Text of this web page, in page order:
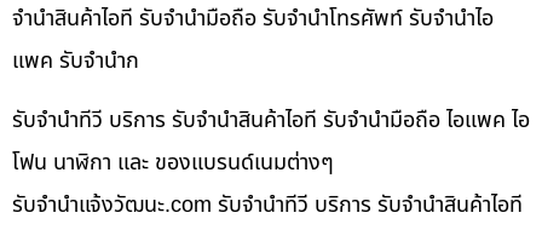
จำนำสินค้าไอที รับจำนำมือถือ รับจำนำโทรศัพท์ รับจำนำไอ
แพค รับจำนำก
รับจำนำทีวี บริการ รับจำนำสินค้าไอที รับจำนำมือถือ ไอแพค ไอ
โฟน นาฬิกา และ ของแบรนด์เนมต่างๆ
รับจํานําแจ้งวัฒนะ.com รับจำนำทีวี บริการ รับจำนำสินค้าไอที